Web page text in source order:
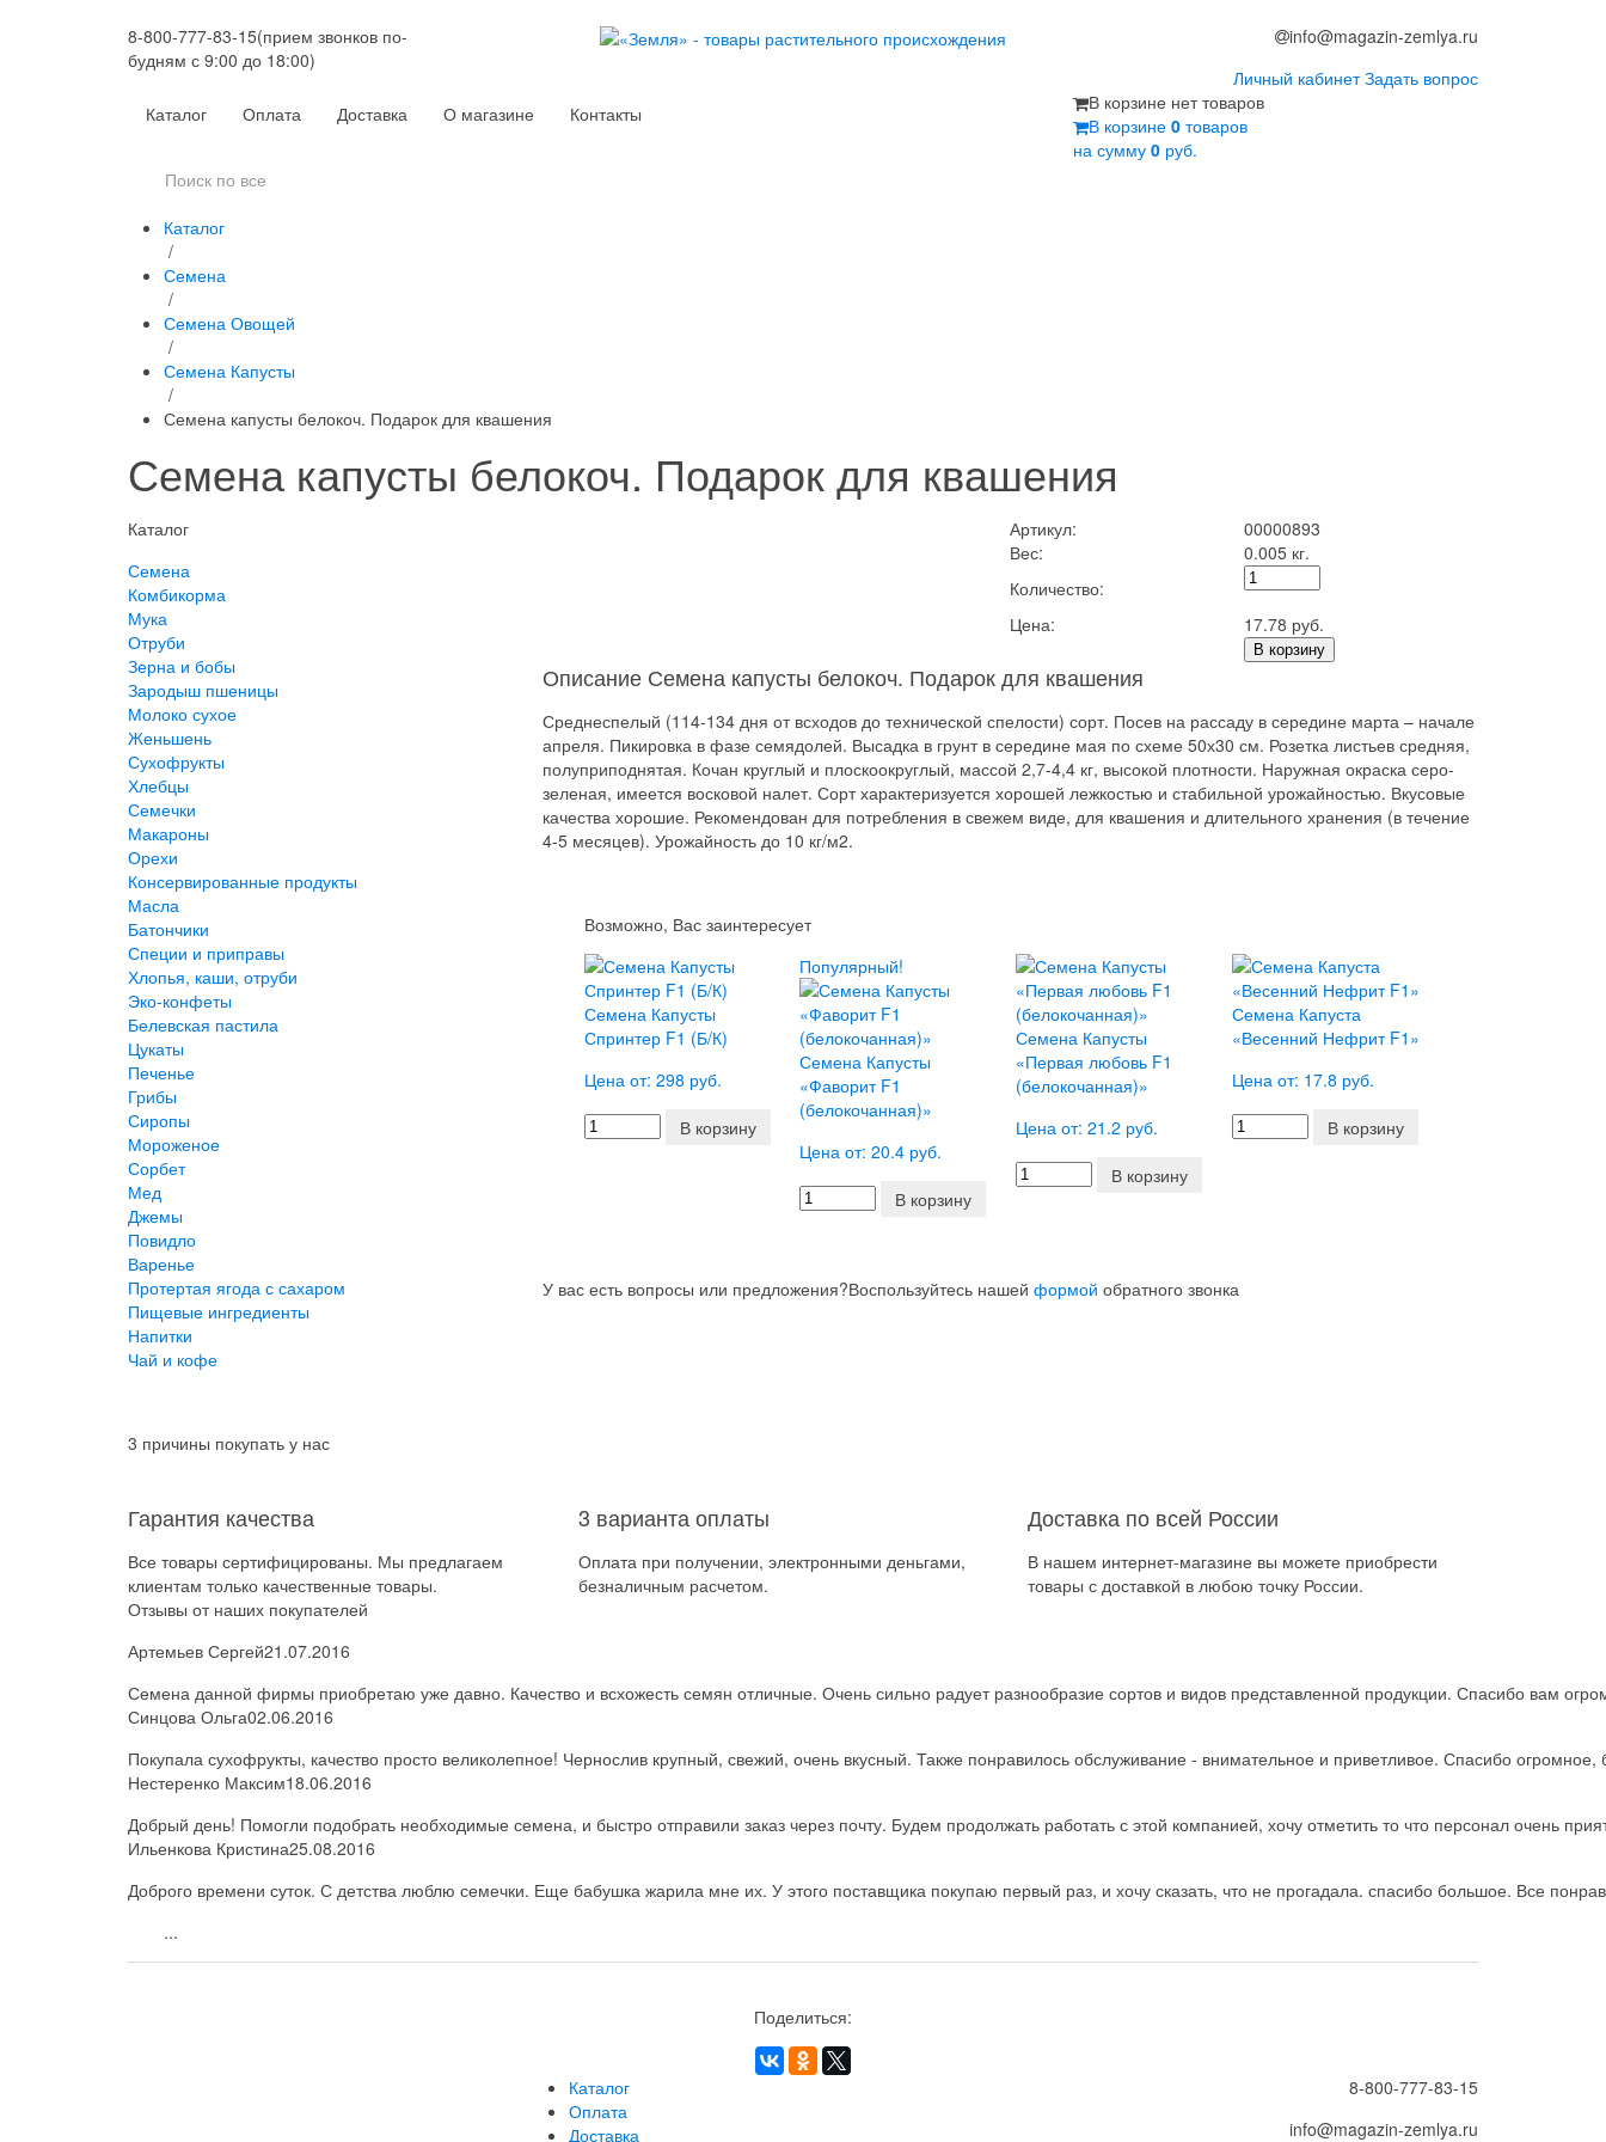
8-800-777-83-15(прием звонков по-
будням с 9:00 до 18:00)
info@magazin-zemlya.ru
Личный кабинет Задать вопрос
Каталог
Оплата Доставка О магазине Контакты
В корзине нет товаров
В корзине 0 товаров
на сумму 0 руб.
Каталог
/
Семена
/
Семена Овощей
/
Семена Капусты
/
Семена капусты белокоч. Подарок для квашения
Семена капусты белокоч. Подарок для квашения
Каталог
Семена
Комбикорма
Мука
Отруби
Зерна и бобы
Зародыш пшеницы
Молоко сухое
Женьшень
Сухофрукты
Хлебцы
Семечки
Макароны
Орехи
Консервированные продукты
Масла
Батончики
Специи и приправы
Хлопья, каши, отруби
Эко-конфеты
Белевская пастила
Цукаты
Печенье
Грибы
Сиропы
Мороженое
Сорбет
Мед
Джемы
Повидло
Варенье
Протертая ягода с сахаром
Пищевые ингредиенты
Напитки
Чай и кофе
Артикул:
00000893
Вес:
0.005 кг.
Количество:
Цена:
17.78 руб.
В корзину
Описание Семена капусты белокоч. Подарок для квашения
Среднеспелый (114-134 дня от всходов до технической спелости) сорт. Посев на рассаду в середине марта – начале
апреля. Пикировка в фазе семядолей. Высадка в грунт в середине мая по схеме 50х30 см. Розетка листьев средняя,
полуприподнятая. Кочан круглый и плоскоокруглый, массой 2,7-4,4 кг, высокой плотности. Наружная окраска серо-
зеленая, имеется восковой налет. Сорт характеризуется хорошей лежкостью и стабильной урожайностью. Вкусовые
качества хорошие. Рекомендован для потребления в свежем виде, для квашения и длительного хранения (в течение
4-5 месяцев). Урожайность до 10 кг/м2.
Возможно, Вас заинтересует
Семена Капусты
Спринтер F1 (Б/К)
Цена от: 298 руб.
В корзину
Популярный!
Семена Капусты
«Фаворит F1
(белокочанная)»
Цена от: 20.4 руб.
В корзину
Семена Капусты
«Первая любовь F1
(белокочанная)»
Цена от: 21.2 руб.
В корзину
Семена Капуста
«Весенний Нефрит F1»
Цена от: 17.8 руб.
В корзину
У вас есть вопросы или предложения?Воспользуйтесь нашей формой обратного звонка
3 причины покупать у нас
Гарантия качества
Все товары сертифицированы. Мы предлагаем
клиентам только качественные товары.
3 варианта оплаты
Оплата при получении, электронными деньгами,
безналичным расчетом.
Доставка по всей России
В нашем интернет-магазине вы можете приобрести
товары с доставкой в любою точку России.
Отзывы от наших покупателей
Артемьев Сергей21.07.2016
Семена данной фирмы приобретаю уже давно. Качество и всхожесть семян отличные. Очень сильно радует разнообразие сортов и видов представленной продукции. Спасибо вам
Синцова Ольга02.06.2016
Покупала сухофрукты, качество просто великолепное! Чернослив крупный, свежий, очень вкусный. Также понравилось обслуживание - внимательное и приветливое. Спасибо огромное,
Нестеренко Максим18.06.2016
Добрый день! Помогли подобрать необходимые семена, и быстро отправили заказ через почту. Будем продолжать работать с этой компанией, хочу отметить то что персонал очень
Ильенкова Кристина25.08.2016
Доброго времени суток. С детства люблю семечки. Еще бабушка жарила мне их. У этого поставщика покупаю первый раз, и хочу сказать, что не прогадала. спасибо большое. Все
...
Поделиться:
Каталог
Оплата
Доставка
8-800-777-83-15
info@magazin-zemlya.ru